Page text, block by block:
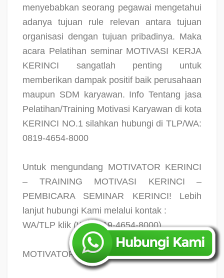
menyebabkan seorang pegawai mengetahui
adanya tujuan rule relevan antara tujuan
organisasi dengan tujuan pribadinya. Maka
acara Pelatihan seminar MOTIVASI KERJA
KERINCI sangatlah penting untuk
memberikan dampak positif baik perusahaan
maupun SDM karyawan. Info Tentang jasa
Pelatihan/Training Motivasi Karyawan di kota
KERINCI NO.1 silahkan hubungi di TLP/WA:
0819-4654-8000
Untuk mengundang MOTIVATOR KERINCI
– TRAINING MOTIVASI KERINCI –
PEMBICARA SEMINAR KERINCI! Lebih
lanjut hubungi Kami melalui kontak :
WA/TLP klik (WA 0819-4654-8000)
MOTIVATOR KERINCI MELIPUTI :